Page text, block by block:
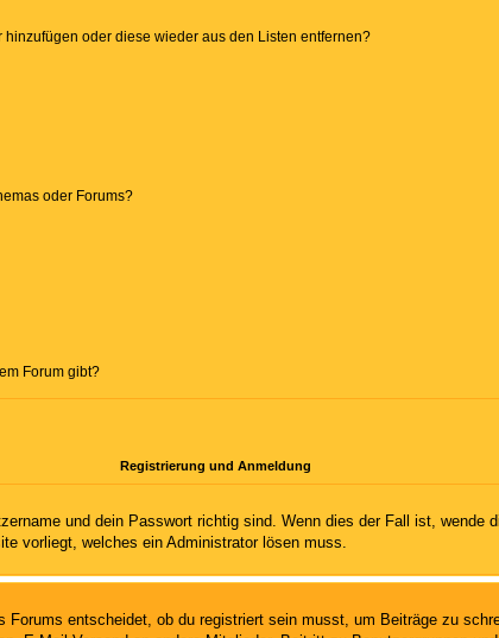
oder diese wieder aus den Listen entfernen?
oder Forums?
Forum gibt?
Registrierung und Anmeldung
und dein Passwort richtig sind. Wenn dies der Fall ist, wende
vorliegt, welches ein Administrator lösen muss.
entscheidet, ob du registriert sein musst, um Beiträge zu